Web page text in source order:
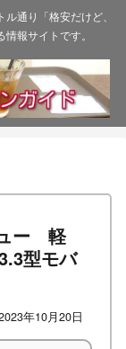
通り「格安だけど、
報サイトです。
ー 軽
型モバ
年10月20日